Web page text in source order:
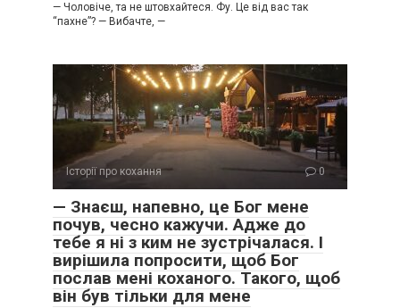
​— Чоловіче, та не штовхайтеся. Фу. Це від вас так
“пахне”? ​— Вибачте, —
Історії про кохання 0
— Знаєш, напевно, це Бог мене
почув, чесно кажучи. Адже до
тебе я ні з ким не зустрічалася. І
вирішила попросити, щоб Бог
послав мені коханого. Такого, щоб
він був тільки для мене